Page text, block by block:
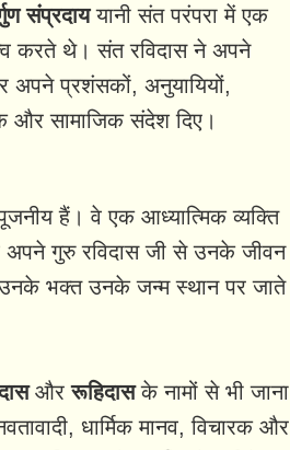
संप्रदाययानी संत परंपरा में एक
करते थे। संत रविदास ने अपने
अपने प्रशंसकों, अनुयायियों,
और सामाजिक संदेश दिए।
हैं। वे एक आध्यात्मिक व्यक्ति
अपने गुरु रविदास जी से उनके जीवन
भक्त उनके जन्म स्थान पर जाते
औररूहिदासके नामों से भी जाना
धार्मिक मानव, विचारक और